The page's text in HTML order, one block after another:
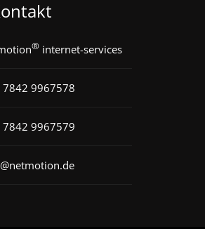
® internet-services
7842 9967578
7842 9967579